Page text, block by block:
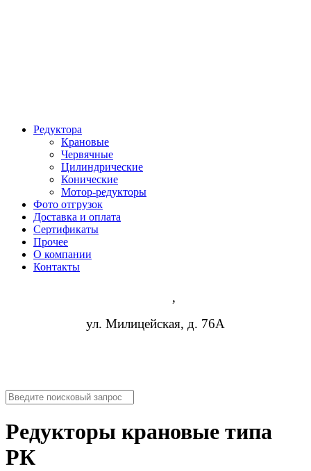
Редуктора
Крановые
Червячные
Цилиндрические
Конические
Мотор-редукторы
Фото отгрузок
Доставка и оплата
Сертификаты
Прочее
О компании
Контакты
,
ул. Милицейская, д. 76А
Редукторы крановые типа
РК